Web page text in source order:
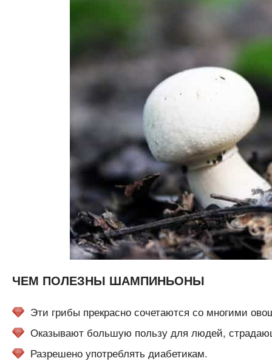
ЧЕМ ПОЛЕЗНЫ ШАМПИНЬОНЫ
Эти грибы прекрасно сочетаются со многими
Оказывают большую пользу для людей,
Разрешено употреблять диабетикам.